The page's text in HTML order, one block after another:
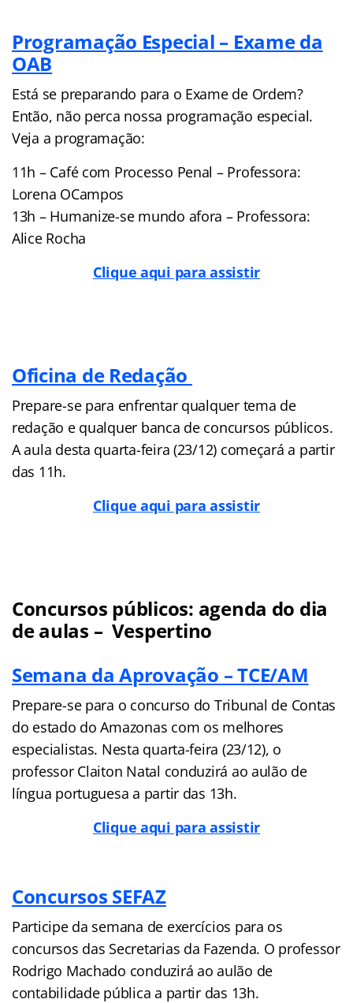
Programação Especial – Exame da
OAB
Está se preparando para o Exame de Ordem?
Então, não perca nossa programação especial.
Veja a programação:
11h – Café com Processo Penal – Professora:
Lorena OCampos
13h – Humanize-se mundo afora – Professora:
Alice Rocha
Clique aqui para assistir
Oficina de Redação
Prepare-se para enfrentar qualquer tema de
redação e qualquer banca de concursos públicos.
A aula desta quarta-feira (23/12) começará a partir
das 11h.
Clique aqui para assistir
Concursos públicos: agenda do dia
de aulas – Vespertino
Semana da Aprovação – TCE/AM
Prepare-se para o concurso do Tribunal de Contas
do estado do Amazonas com os melhores
especialistas. Nesta quarta-feira (23/12), o
professor Claiton Natal conduzirá ao aulão de
língua portuguesa a partir das 13h.
Clique aqui para assistir
Concursos SEFAZ
Participe da semana de exercícios para os
concursos das Secretarias da Fazenda. O professor
Rodrigo Machado conduzirá ao aulão de
contabilidade pública a partir das 13h.